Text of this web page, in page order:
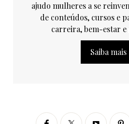
ajudo mulheres a se
de conteúdos, cursos e
carreira, bem-estar
Saiba mais